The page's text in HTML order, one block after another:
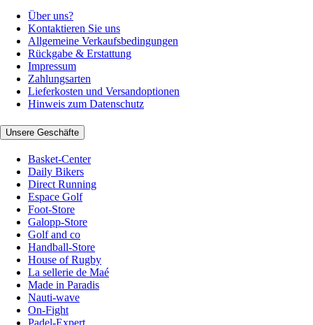
Über uns?
Kontaktieren Sie uns
Allgemeine Verkaufsbedingungen
Rückgabe & Erstattung
Impressum
Zahlungsarten
Lieferkosten und Versandoptionen
Hinweis zum Datenschutz
Unsere Geschäfte
Basket-Center
Daily Bikers
Direct Running
Espace Golf
Foot-Store
Galopp-Store
Golf and co
Handball-Store
House of Rugby
La sellerie de Maé
Made in Paradis
Nauti-wave
On-Fight
Padel-Expert